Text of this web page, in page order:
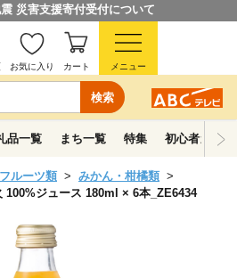
災害支援寄付受付について
検索
お気に入り カート メニュー
品一覧 まち一覧 特集 初心者ガイド
フルーツ類
みかん・柑橘類
100%ジュース 180ml × 6本_ZE6434